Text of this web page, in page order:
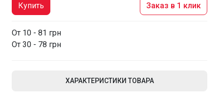
Купить Заказ в 1 клик
От 10 - 81 грн
От 30 - 78 грн
ХАРАКТЕРИСТИКИ ТОВАРА